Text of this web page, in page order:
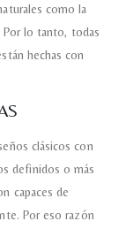
como la
Por lo tanto, todas
hechas con
clásicos con
definidos o más
capaces de
Por eso razón